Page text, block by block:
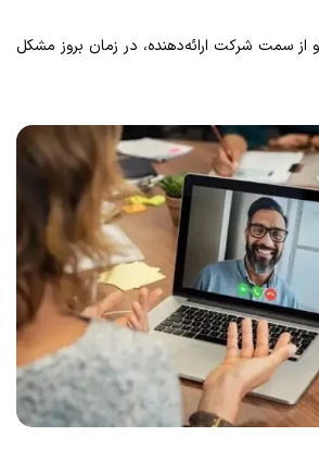
از سمت شرکت ارائه‌دهنده، در زمان بروز مشکل